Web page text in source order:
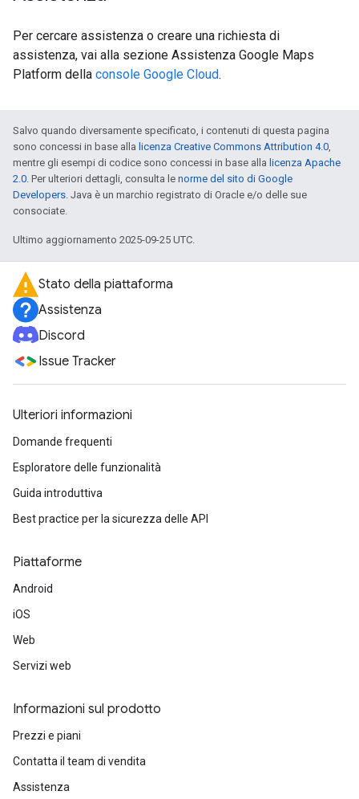
Per cercare assistenza o creare una richiesta di
assistenza, vai alla sezione Assistenza Google Maps
Platform della console Google Cloud.
Salvo quando diversamente specificato, i contenuti di questa pagina
sono concessi in base alla licenza Creative Commons Attribution 4.0,
mentre gli esempi di codice sono concessi in base alla licenza Apache
2.0. Per ulteriori dettagli, consulta le norme del sito di Google
Developers. Java è un marchio registrato di Oracle e/o delle sue
consociate.
Ultimo aggiornamento 2025-09-25 UTC.
Stato della piattaforma
Assistenza
Discord
Issue Tracker
Ulteriori informazioni
Domande frequenti
Esploratore delle funzionalità
Guida introduttiva
Best practice per la sicurezza delle API
Piattaforme
Android
iOS
Web
Servizi web
Informazioni sul prodotto
Prezzi e piani
Contatta il team di vendita
Assistenza